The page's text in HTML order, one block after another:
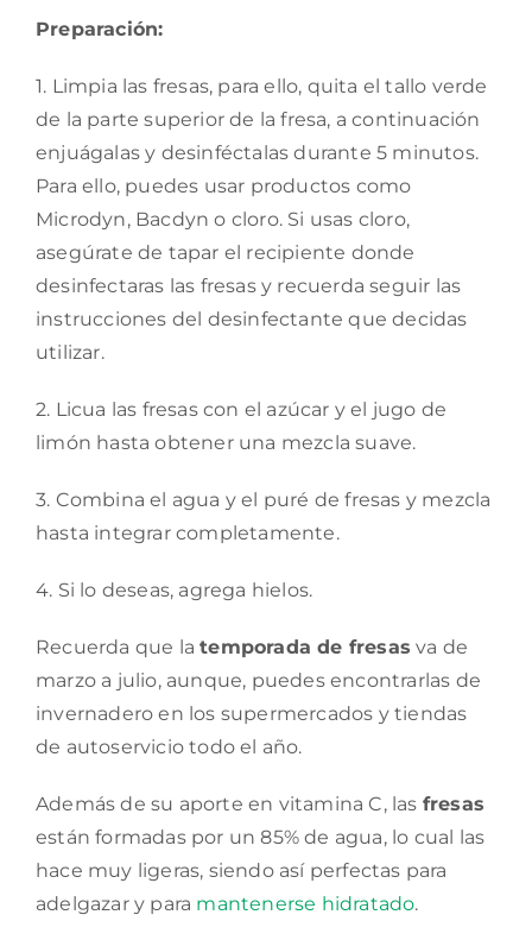
Preparación:
1. Limpia las fresas, para ello, quita el tallo verde
de la parte superior de la fresa, a continuación
enjuágalas y desinféctalas durante 5 minutos.
Para ello, puedes usar productos como
Microdyn, Bacdyn o cloro. Si usas cloro,
asegúrate de tapar el recipiente donde
desinfectaras las fresas y recuerda seguir las
instrucciones del desinfectante que decidas
utilizar.
2. Licua las fresas con el azúcar y el jugo de
limón hasta obtener una mezcla suave.
3. Combina el agua y el puré de fresas y mezcla
hasta integrar completamente.
4. Si lo deseas, agrega hielos.
Recuerda que latemporada de fresas va de
marzo a julio, aunque, puedes encontrarlas de
invernadero en los supermercados y tiendas
de autoservicio todo el año.
Además de su aporte en vitamina C, las fresas
están formadas por un 85% de agua, lo cual las
hace muy ligeras, siendo así perfectas para
adelgazar y para mantenerse hidratado.